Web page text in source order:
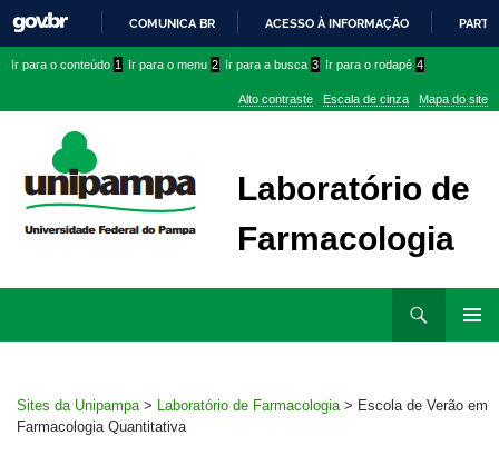
PARA
CONTEÚDO
COMUNICA BR ACESSO À INFORMAÇÃO
conteúdo
menu
superior
menu
Ir para o conteúdo 1 Ir para o menu 2 Ir para a busca 3 Ir para o rodapé 4
Alto contraste Escala de cinza Mapa do site
Laboratório de
Farmacologia
Sites da Unipampa > Laboratório de Farmacologia > Escola de Verão em
Farmacologia Quantitativa